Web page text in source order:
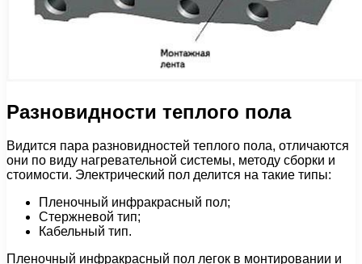
Разновидности теплого пола
Видится пара разновидностей теплого пола, отличаются
они по виду нагревательной системы, методу сборки и
стоимости. Электрический пол делится на такие типы:
Пленочный инфракрасный пол;
Стержневой тип;
Кабельный тип.
Пленочный инфракрасный пол легок в монтировании и